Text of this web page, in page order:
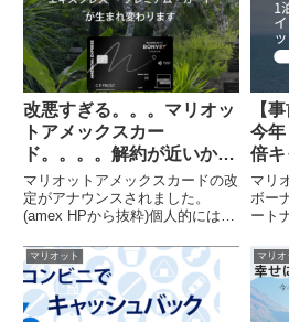
改悪すぎる。。。マリオッ
トアメックスカー
ド。。。。解約が近いか
も。。。
マリオットアメックスカードの改
定がアナウンスされました。
(amex HPから抜粋)個人的には改
うするか検討するために、自分の
頭の整理がてら改定内容をまとめ
てみました。Marriott Bonvoy®
アメリカン...
【
今
倍
ナ
マリ
ボー
ート
た！
泊ご
く、
にな
マリオット マリオ